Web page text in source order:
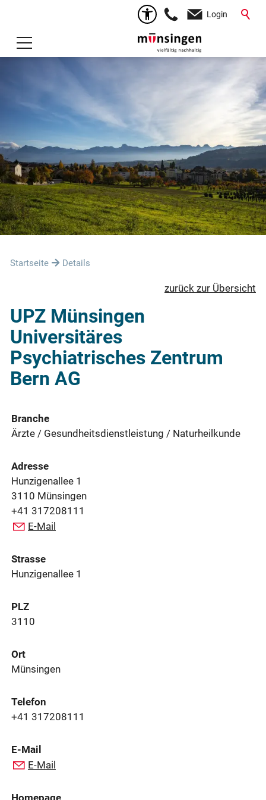
Login
Startseite Details
zurück zur Übersicht
UPZ Münsingen
Universitäres
Psychiatrisches Zentrum
Bern AG
Branche
Ärzte / Gesundheitsdienstleistung / Naturheilkunde
Adresse
Hunzigenallee 1
3110 Münsingen
+41 317208111
E-Mail
Strasse
Hunzigenallee 1
PLZ
3110
Ort
Münsingen
Telefon
+41 317208111
E-Mail
E-Mail